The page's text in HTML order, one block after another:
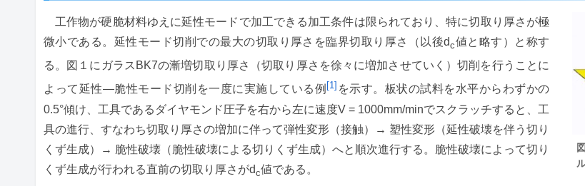
工作物が硬脆材料ゆえに延性モードで加工できる加工条件は限られており、特に切取り厚さが極
微小である。延性モード切削での最大の切取り厚さを臨界切取り厚さ（以後dc値と略す）と称す
る。図１にガラスBK7の漸増切取り厚さ（切取り厚さを徐々に増加させていく）切削を行うことに
よって延性―脆性モード切削を一度に実施している例 [1] を示す。板状の試料を水平からわずかの
0.5°傾け、工具であるダイヤモンド圧子を右から左に速度V = 1000mm/minでスクラッチすると、工
具の進行、すなわち切取り厚さの増加に伴って弾性変形（接触）→ 塑性変形（延性破壊を伴う切り
くず生成）→ 脆性破壊（脆性破壊による切りくず生成）へと順次進行する。脆性破壊によって切り
くず生成が行われる直前の切取り厚さがdc値である。